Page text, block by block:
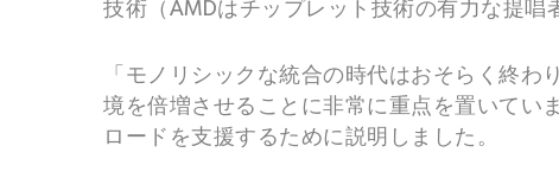
技術（AMDはチップレット技術の有力な提唱
「モノリシックな統合の時代はおそらく終
境を倍増させることに非常に重点を置いてい
ロードを支援するために説明しました。